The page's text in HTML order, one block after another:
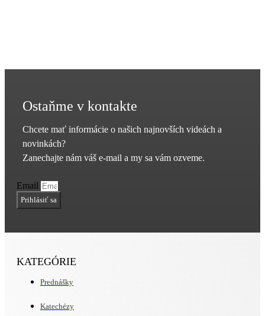
Ostaňme v kontakte
Chcete mať informácie o našich najnovších videách a
novinkách?
Zanechajte nám váš e-mail a my sa vám ozveme.
Email
Prihlásiť sa
KATEGÓRIE
Prednášky
Katechézy